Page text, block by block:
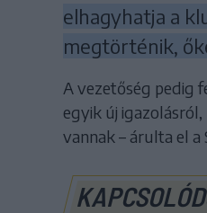
elhagyhatja a
megtörténik,
A vezetőség pedig
egyik új
vannak – árulta el a